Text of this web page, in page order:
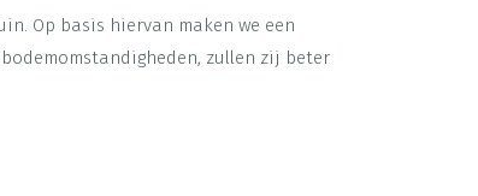
Op basis hiervan maken we een
zullen zij beter